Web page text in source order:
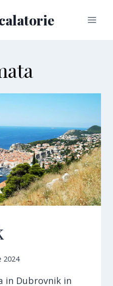
2024
in Dubrovnik in